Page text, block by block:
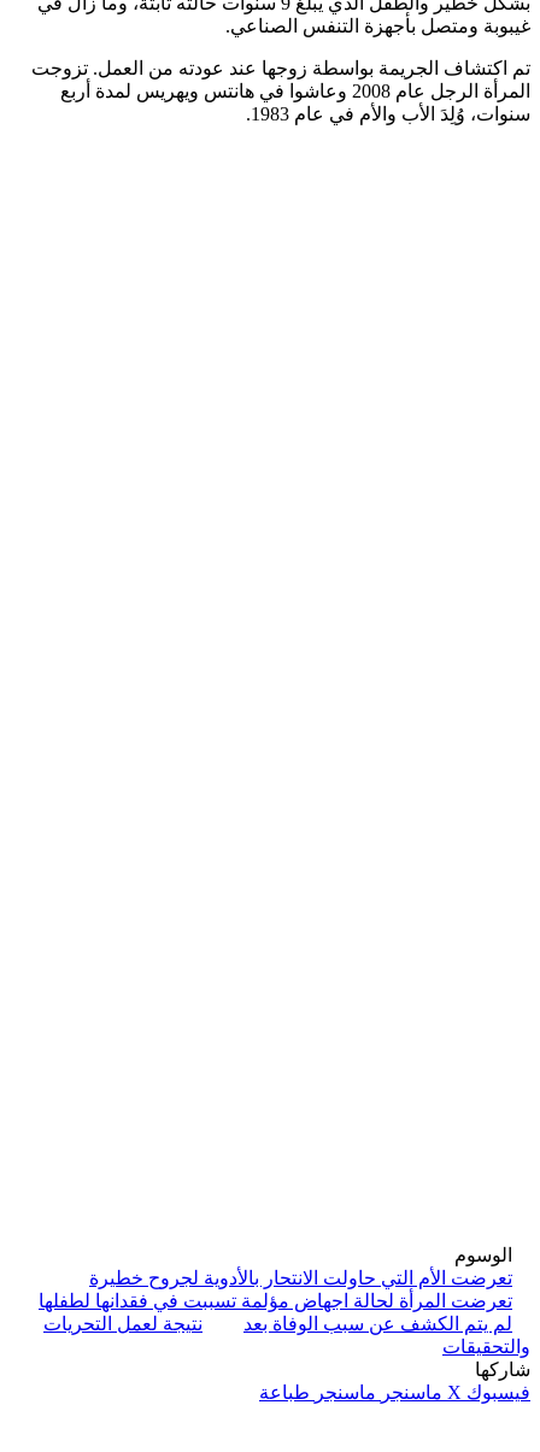
غيبوبة ومتصل بأجهزة التنفس الصناعي.
تم اكتشاف الجريمة بواسطة زوجها عند عودته من العمل. تزوجت
المرأة الرجل عام 2008 وعاشوا في هانتس ويهريس لمدة أربع
سنوات، وُلِدَ الأب والأم في عام 1983.
الوسوم
تعرضت الأم التي حاولت الانتحار بالأدوية لجروح خطيرة
تعرضت المرأة لحالة اجهاض مؤلمة تسببت في فقدانها لطفلها
لم يتم الكشف عن سبب الوفاة بعد
نتيجة لعمل التحريات
والتحقيقات
شاركها
فيسبوك ‫X ماسنجر ماسنجر طباعة